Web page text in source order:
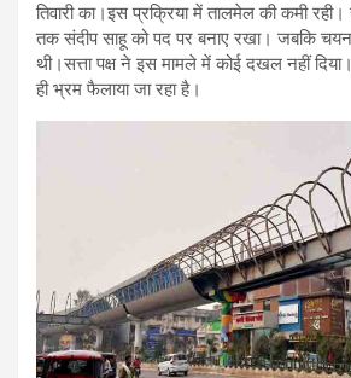
तिवारी का।इस प्रक्रिया में तालमेल की कमी
तक संदीप साहू को पद पर बनाए रखा। जबकि चयन
थी।सत्ता पक्ष ने इस मामले में कोई दखल नहीं
ही भ्रम फैलाया जा रहा है।